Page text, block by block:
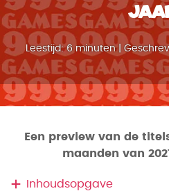
Leestijd: 6 minuten |
Een preview van de
maanden van
Inhoudsopgave